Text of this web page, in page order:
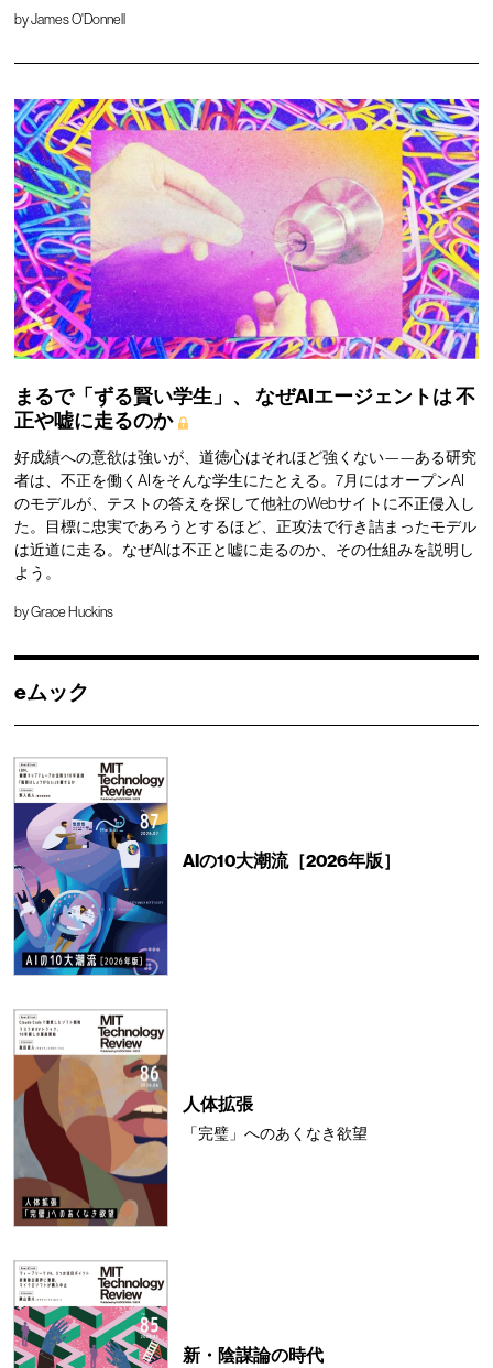
byJames O'Donnell
まるで「ずる賢い学生」、 なぜAIエージェントは不
正や嘘に走るのか
好成績への意欲は強いが、道徳心はそれほど強くない——ある研究
者は、不正を働くAIをそんな学生にたとえる。7月にはオープンAI
のモデルが、テストの答えを探して他社のWebサイトに不正侵入し
た。目標に忠実であろうとするほど、正攻法で行き詰まったモデル
は近道に走る。なぜAIは不正と嘘に走るのか、その仕組みを説明し
よう。
byGrace Huckins
eムック
AIの10大潮流［2026年版］
人体拡張
「完璧」へのあくなき欲望
新・陰謀論の時代